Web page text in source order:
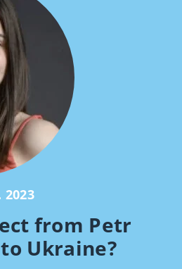
2023
from Petr
Ukraine?